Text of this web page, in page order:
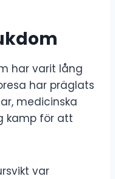
har varit lång
har präglats
medicinska
kamp för att
var